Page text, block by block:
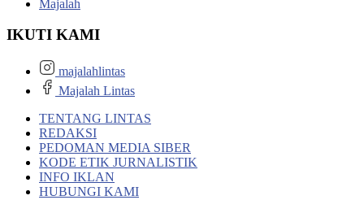
Majalah
IKUTI KAMI
majalahlintas
Majalah Lintas
TENTANG LINTAS
REDAKSI
PEDOMAN MEDIA SIBER
KODE ETIK JURNALISTIK
INFO IKLAN
HUBUNGI KAMI